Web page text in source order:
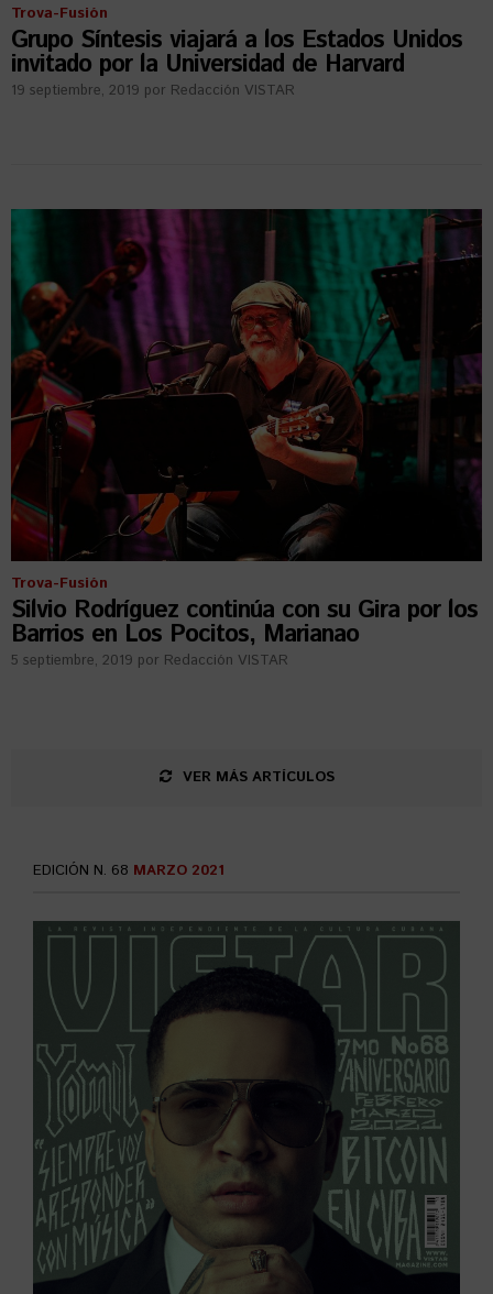
Trova-Fusión
Grupo Síntesis viajará a los Estados Unidos
invitado por la Universidad de Harvard
19 septiembre, 2019 por Redacción VISTAR
Trova-Fusión
Silvio Rodríguez continúa con su Gira por los
Barrios en Los Pocitos, Marianao
5 septiembre, 2019 por Redacción VISTAR
VER MÁS ARTÍCULOS
EDICIÓN N. 68 MARZO 2021